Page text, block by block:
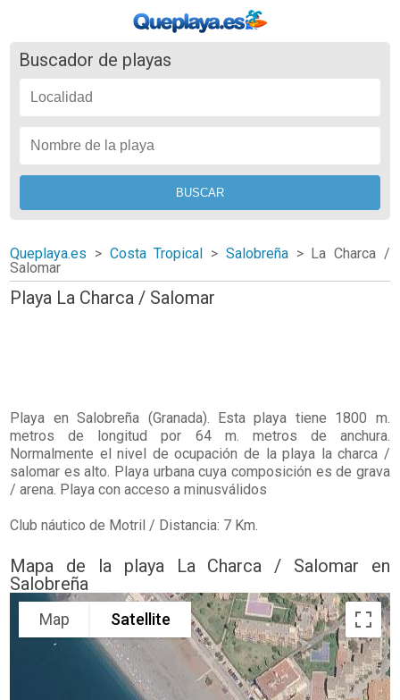
Buscador de playas
Queplaya.es > Costa Tropical > Salobreña> La Charca /
Salomar
Playa La Charca / Salomar
Playa enSalobreña (Granada). Esta playa tiene 1800 m.
metros de longitud por 64 m. metros de anchura.
Normalmente el nivel de ocupación de la playa la charca /
salomar es alto. Playa urbana cuya composición es de grava
/ arena. Playa con acceso a minusválidos
Club náutico de Motril / Distancia: 7 Km.
Mapa de la playa La Charca / Salomar en
Salobreña
Map Satellite